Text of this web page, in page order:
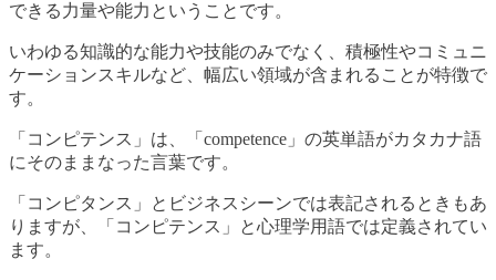
できる力量や能力ということです。
いわゆる知識的な能力や技能のみでなく、積極性やコミュニ
ケーションスキルなど、幅広い領域が含まれることが特徴で
す。
「コンピテンス」は、「competence」の英単語がカタカナ語
にそのままなった言葉です。
「コンピタンス」とビジネスシーンでは表記されるときもあ
りますが、「コンピテンス」と心理学用語では定義されてい
ます。